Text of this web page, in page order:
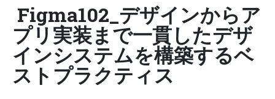
Figma102_デザインからア
プリ実装まで一貫したデザ
インシステムを構築するベ
ストプラクティス